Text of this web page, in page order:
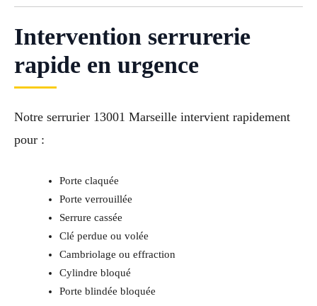
Intervention serrurerie
rapide en urgence
Notre serrurier 13001 Marseille intervient rapidement
pour :
Porte claquée
Porte verrouillée
Serrure cassée
Clé perdue ou volée
Cambriolage ou effraction
Cylindre bloqué
Porte blindée bloquée